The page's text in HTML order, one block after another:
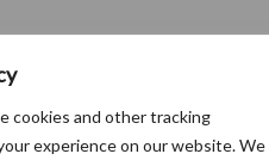
cookies and other tracking
experience on our website. We
van geïnfecteerde
in vleeswaren zoals
vrijwel altijd dodelijk. Er